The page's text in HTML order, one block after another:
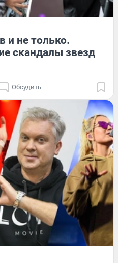
и не только.
скандалы звезд
Обсудить